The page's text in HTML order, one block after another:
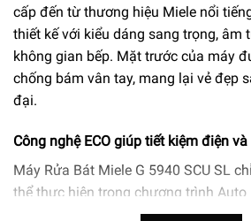
cấp đến từ thương hiệu Miele nổi
thiết kế với kiểu dáng sang trọng, âm
không gian bếp. Mặt trước của máy
chống bám vân tay, mang lại vẻ đẹp
đại.
Công nghệ ECO giúp tiết kiệm điện
Máy Rửa Bát Miele G 5940 SCU SL
thể thực hiện trong chương trình
giảm lượng nước tiêu thụ trong 30